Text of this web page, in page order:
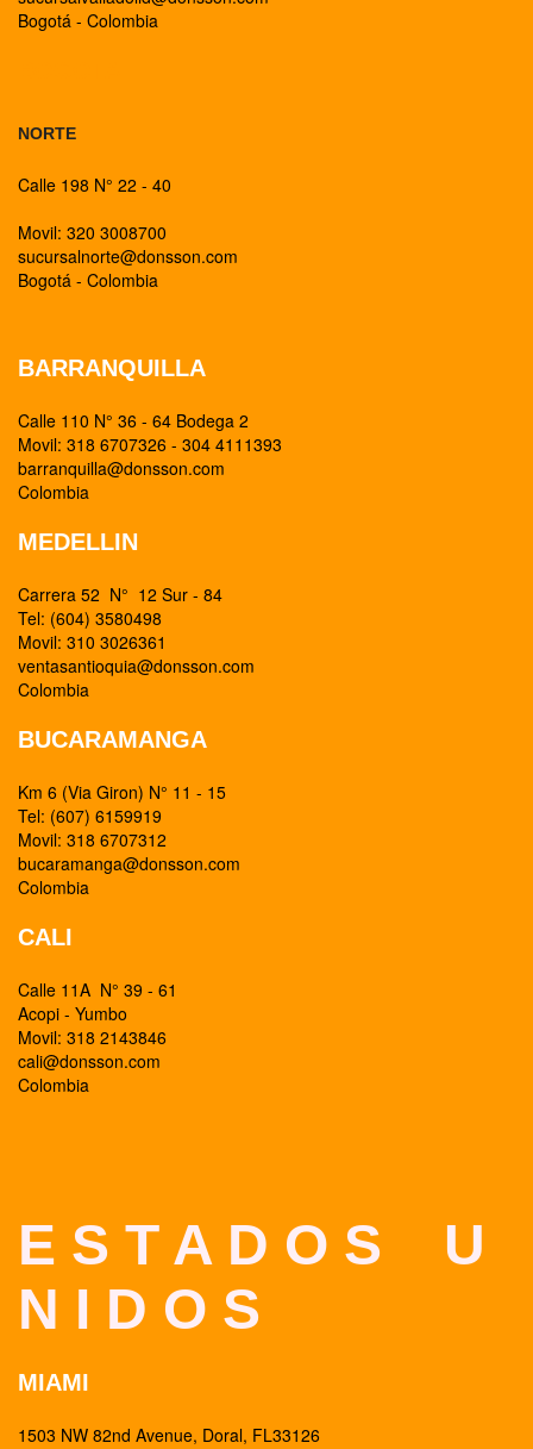
Bogotá - Colombia
NORTE
Calle 198 N° 22 - 40
Movil: 320 3008700
sucursalnorte@donsson.com
Bogotá - Colombia
BARRANQUILLA
Calle 110 N° 36 - 64 Bodega 2
Movil: 318 6707326 - 304 4111393
barranquilla@donsson.com
Colombia
MEDELLIN
Carrera 52 N° 12 Sur - 84
Tel: (604) 3580498
Movil: 310 3026361
ventasantioquia@donsson.com
Colombia
BUCARAMANGA
Km 6 (Via Giron) N° 11 - 15
Tel: (607) 6159919
Movil: 318 6707312
bucaramanga@donsson.com
Colombia
CALI
Calle 11A N° 39 - 61
Acopi - Yumbo
Movil: 318 2143846
cali@donsson.com
Colombia
E S T A D O S U
N I D O S
MIAMI
1503 NW 82nd Avenue, Doral, FL33126